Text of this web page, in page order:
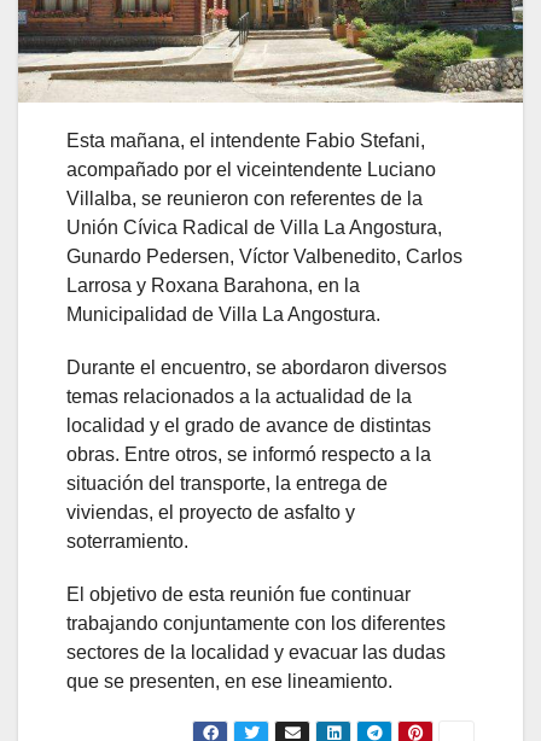
Esta mañana, el intendente Fabio Stefani,
acompañado por el viceintendente Luciano
Villalba, se reunieron con referentes de la
Unión Cívica Radical de Villa La Angostura,
Gunardo Pedersen, Víctor Valbenedito, Carlos
Larrosa y Roxana Barahona, en la
Municipalidad de Villa La Angostura.
Durante el encuentro, se abordaron diversos
temas relacionados a la actualidad de la
localidad y el grado de avance de distintas
obras. Entre otros, se informó respecto a la
situación del transporte, la entrega de
viviendas, el proyecto de asfalto y
soterramiento.
El objetivo de esta reunión fue continuar
trabajando conjuntamente con los diferentes
sectores de la localidad y evacuar las dudas
que se presenten, en ese lineamiento.